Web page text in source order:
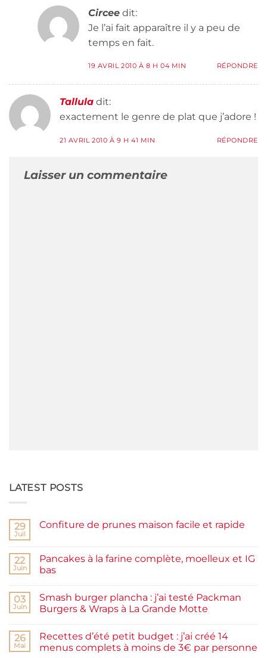
Circee dit:
Je l’ai fait apparaître il y a peu de
temps en fait.
19 AVRIL 2010 À 8 H 04 MIN RÉPONDRE
Tallula dit:
exactement le genre de plat que j’adore !
21 AVRIL 2010 À 9 H 41 MIN RÉPONDRE
Laisser un commentaire
LATEST POSTS
29
Juil
Confiture de prunes maison facile et rapide
Confiture
de
prunes
et
rapide
22
Juin
Pancakes à la farine complète, moelleux et IG
bas
sur
Pancakes
à
complète,
moelleux
et
03
Juin
Smash burger plancha : j’ai testé Packman
Burgers & Wraps à La Grande Motte
sur
Smash
burger
26
Mai
Recettes d’été petit budget : j’ai créé 14
menus complets à moins de 3€ par personne